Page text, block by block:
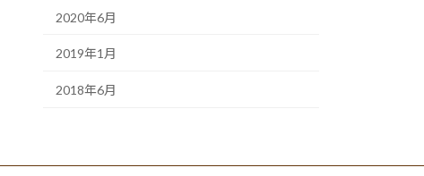
2020年6月
2019年1月
2018年6月